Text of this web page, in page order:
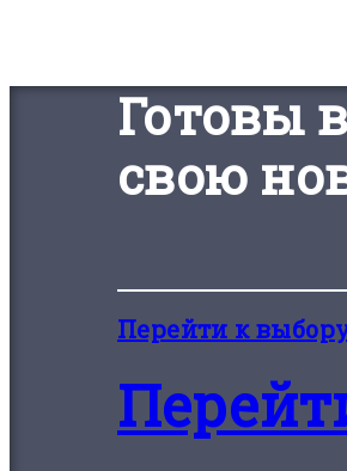
Готовы
свою
Перейти к